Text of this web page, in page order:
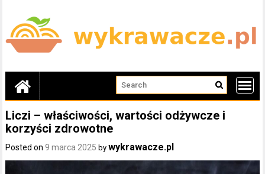
content
Liczi – właściwości, wartości odżywcze i
korzyści zdrowotne
Posted on9 marca 2025 bywykrawacze.pl